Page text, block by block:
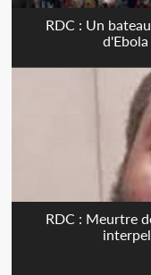
RDC : Un
RDC : Meurtre